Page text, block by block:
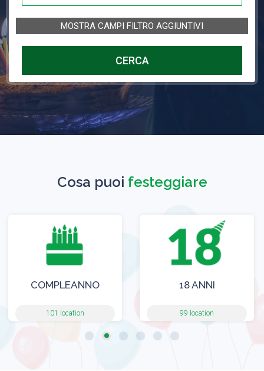
MOSTRA CAMPI FILTRO AGGIUNTIVI
CERCA
Cosa puoi festeggiare
COMPLEANNO
101 location
18 ANNI
99 location